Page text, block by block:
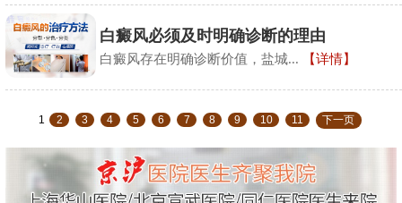
白癜风必须及时明确诊断的理由
白癜风存在明确诊断价值，​盐城... 【详情】
1 2 3 4 5 6 7 8 9 10 11 下一页